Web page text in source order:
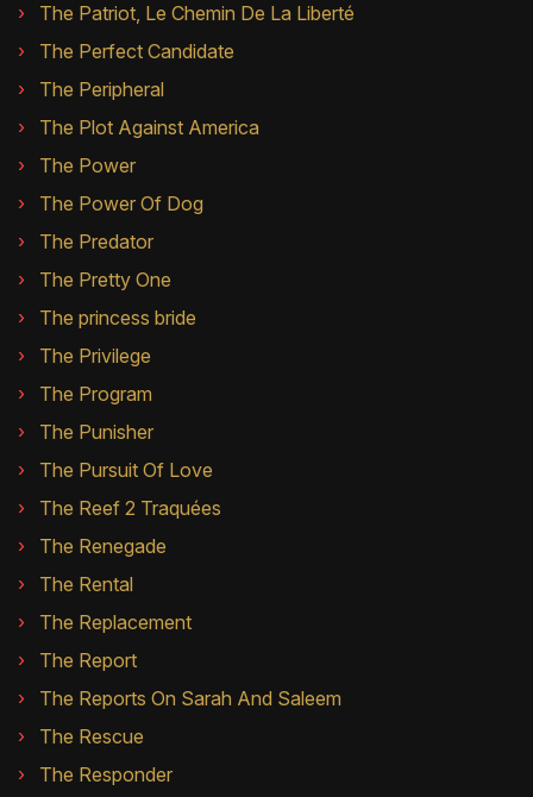
The Patriot, Le Chemin De La Liberté
The Perfect Candidate
The Peripheral
The Plot Against America
The Power
The Power Of Dog
The Predator
The Pretty One
The princess bride
The Privilege
The Program
The Punisher
The Pursuit Of Love
The Reef 2 Traquées
The Renegade
The Rental
The Replacement
The Report
The Reports On Sarah And Saleem
The Rescue
The Responder